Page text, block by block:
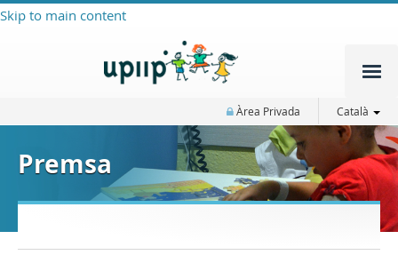
Skip to main content
Àrea Privada Català
Premsa